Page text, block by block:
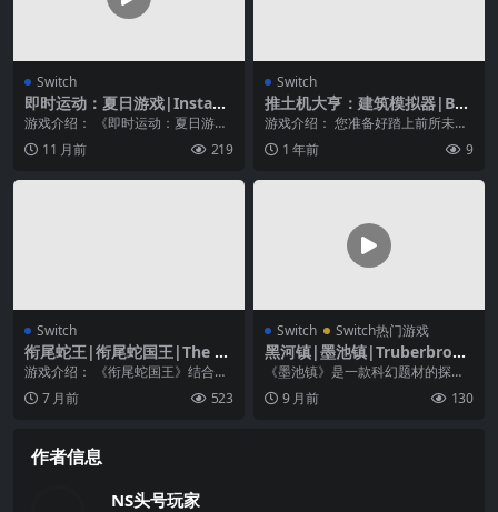
Switch
即时运动：夏日游戏|Instant
Sports Summer Games中文
游戏介绍： 《即时运动：夏日游
戏》共有11项运动！即时运动夏季
运动会 接力赛、跳...
11 月前 219
Switch
推土机大亨：建筑模拟器|Bull
dozer Tycoon: Constructio
n Simulator
游戏介绍： 您准备好踏上前所未有
的建筑之旅了吗？ 沉浸在振奋人心
的建筑世界中，体...
1 年前 9
Switch
衔尾蛇王|衔尾蛇国王|The O
uroboros King中文
游戏介绍： 《衔尾蛇国王》结合了
国际象棋的战术深度与肉鸽游戏的
构筑多样性和重复游...
7 月前 523
Switch Switch热门游戏
黑河镇|墨池镇|Truberbrook
中文
《墨池镇》是一款科幻题材的探索
解密游戏。游戏内场景皆为纯手工
打造，在这个奇幻的 ...
9 月前 130
作者信息
NS头号玩家